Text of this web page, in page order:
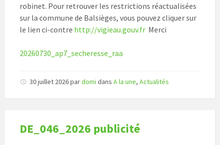
robinet. Pour retrouver les restrictions réactualisées
sur la commune de Balsièges, vous pouvez cliquer sur
le lien ci-contre http://vigieau.gouv.fr Merci
20260730_ap7_secheresse_raa
30 juillet 2026pardomi dans A la une, Actualités
DE_046_2026 publicité